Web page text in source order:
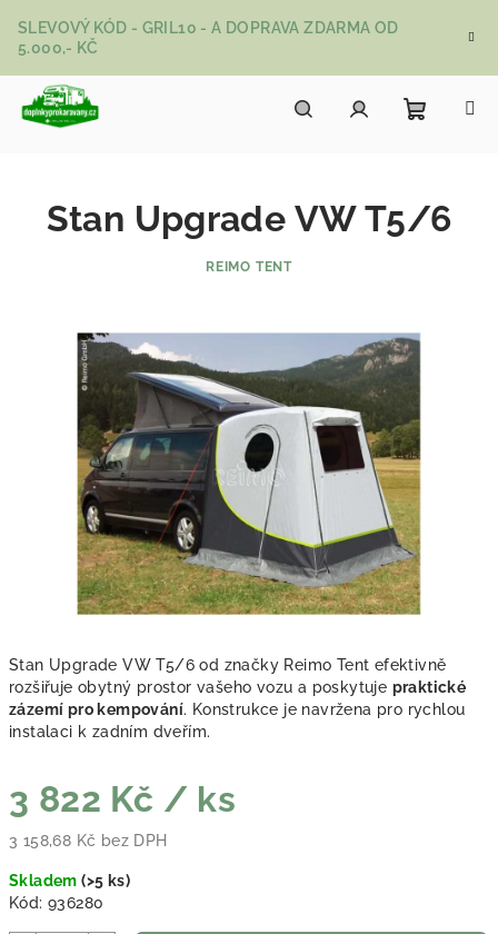
SLEVOVÝ KÓD - GRIL10 - A DOPRAVA ZDARMA OD
5.000,- KČ
Stan Upgrade VW T5/6 od značky Reimo Tent efektivně
rozšiřuje obytný prostor vašeho vozu a poskytuje praktické
zázemí pro kempování. Konstrukce je navržena pro rychlou
instalaci k zadním dveřím.
3 822 Kč / ks
3 158,68 Kč bez DPH
Skladem(>5 ks)
Kód: 936280
Stan Upgrade VW T5/6
REIMO TENT